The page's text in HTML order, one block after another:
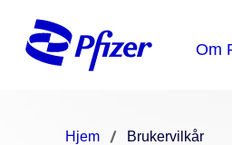
Hjem Brukervilkår